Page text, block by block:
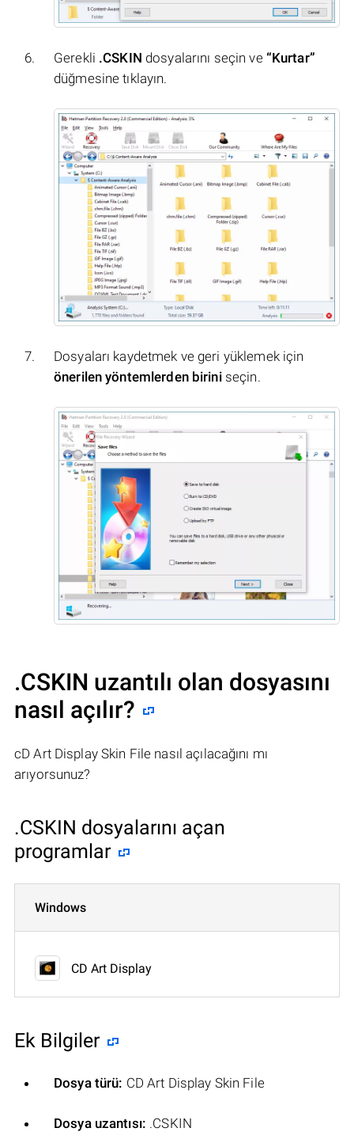
Gerekli .CSKIN dosyalarını seçin ve “Kurtar”
düğmesine tıklayın.
Dosyaları kaydetmek ve geri yüklemek için
önerilen yöntemlerden biriniseçin.
.CSKIN uzantılı olan dosyasını
nasıl açılır?
cD Art Display Skin File nasıl açılacağını mı
arıyorsunuz?
.CSKIN dosyalarını açan
programlar
Windows
CD Art Display
Ek Bilgiler
Dosya türü: CD Art Display Skin File
Dosya uzantısı: .CSKIN